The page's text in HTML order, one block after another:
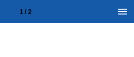
1 / 2